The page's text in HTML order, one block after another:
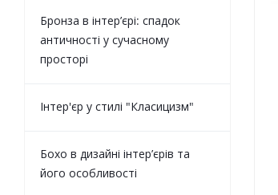
Бронза в інтер’єрі: спадок
античності у сучасному
просторі
Інтер'єр у стилі "Класицизм"
Бохо в дизайні інтер’єрів та
його особливості